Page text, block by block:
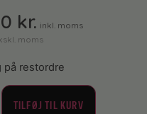
kr. inkl. moms
moms
restordre
TILFØJ TIL KURV